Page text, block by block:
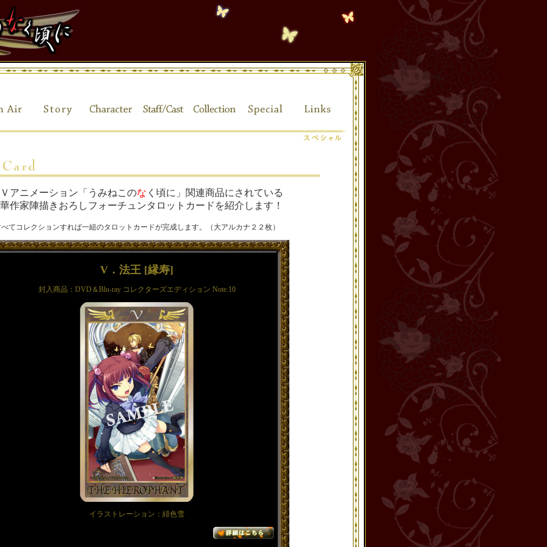
アニメーション「うみねこのな く頃に」関連商品にされている
作家陣描きおろしフォーチュンタロットカードを紹介します！
てコレクションすれば一組のタロットカードが完成します。（大アルカナ２２枚）
V．法王 [縁寿]
封入商品：DVD＆Blu-ray コレクターズエディション Note.10
イラストレーション：緋色雪